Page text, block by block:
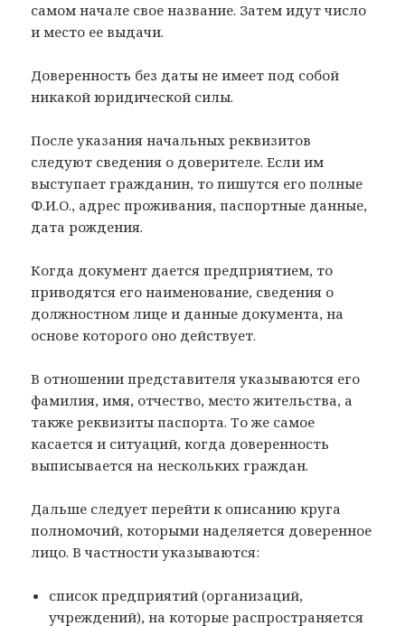
самом начале свое название. Затем идут число
и место ее выдачи.
Доверенность без даты не имеет под собой
никакой юридической силы.
После указания начальных реквизитов
следуют сведения о доверителе. Если им
выступает гражданин, то пишутся его полные
Ф.И.О., адрес проживания, паспортные данные,
дата рождения.
Когда документ дается предприятием, то
приводятся его наименование, сведения о
должностном лице и данные документа, на
основе которого оно действует.
В отношении представителя указываются его
фамилия, имя, отчество, место жительства, а
также реквизиты паспорта. То же самое
касается и ситуаций, когда доверенность
выписывается на нескольких граждан.
Дальше следует перейти к описанию круга
полномочий, которыми наделяется доверенное
лицо. В частности указываются:
список предприятий (организаций,
учреждений), на которые распространяется